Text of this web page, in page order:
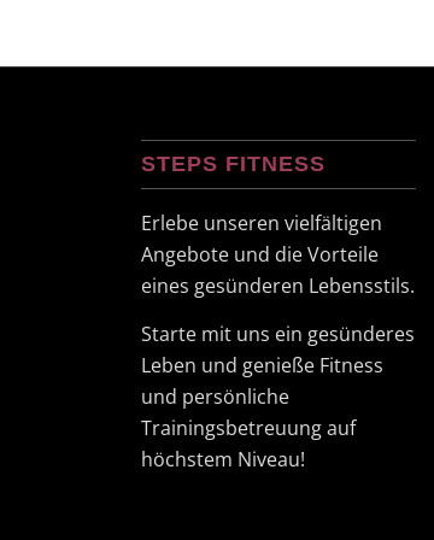
STEPS FITNESS
Erlebe unseren vielfältigen
Angebote und die Vorteile
eines gesünderen Lebensstils.
Starte mit uns ein gesünderes
Leben und genieße Fitness
und persönliche
Trainingsbetreuung auf
höchstem Niveau!